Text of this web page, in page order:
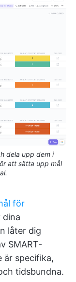
dela upp dem i
att sätta upp mål
för
dina
låter dig
SMART-
är specifika,
tidsbundna.